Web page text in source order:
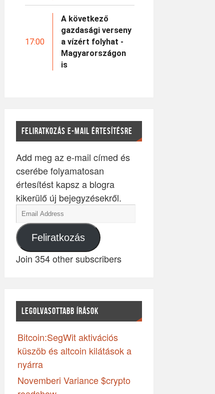
17:00
A következő
gazdasági verseny
a vízért folyhat -
Magyarországon
is
FELIRATKOZÁS E-MAIL ÉRTESÍTÉSRE
Add meg az e-mail címed és
cserébe folyamatosan
értesítést kapsz a blogra
kikerülő új bejegyzésekről.
Feliratkozás
Join 354 other subscribers
LEGOLVASOTTABB ÍRÁSOK
Bitcoin:SegWit aktivációs
küszöb és altcoin kilátások a
nyárra
Novemberi Variance $crypto